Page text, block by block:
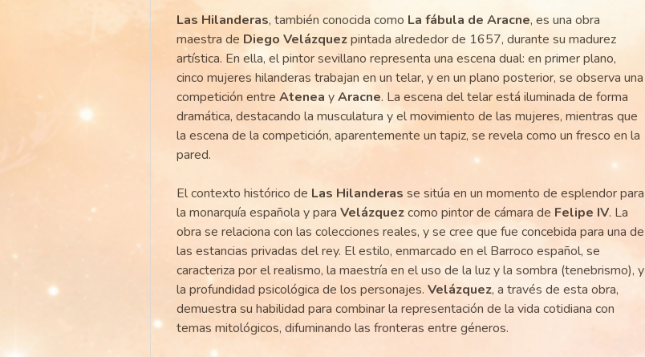
Las Hilanderas, también conocida como La fábula de Aracne, es una obra
maestra de Diego Velázquezpintada alrededor de 1657, durante su madurez
artística. En ella, el pintor sevillano representa una escena dual: en primer plano,
cinco mujeres hilanderas trabajan en un telar, y en un plano posterior, se observa una
competición entre Atenea yAracne. La escena del telar está iluminada de forma
dramática, destacando la musculatura y el movimiento de las mujeres, mientras que
la escena de la competición, aparentemente un tapiz, se revela como un fresco en la
pared.
El contexto histórico de Las Hilanderas se sitúa en un momento de esplendor para
la monarquía española y para Velázquezcomo pintor de cámara de Felipe IV. La
obra se relaciona con las colecciones reales, y se cree que fue concebida para una de
las estancias privadas del rey. El estilo, enmarcado en el Barroco español, se
caracteriza por el realismo, la maestría en el uso de la luz y la sombra (tenebrismo), y
la profundidad psicológica de los personajes. Velázquez, a través de esta obra,
demuestra su habilidad para combinar la representación de la vida cotidiana con
temas mitológicos, difuminando las fronteras entre géneros.